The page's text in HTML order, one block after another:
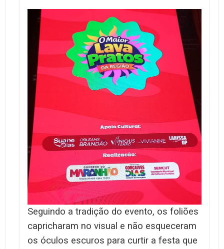
Seguindo a tradição do evento, os foliões
capricharam no visual e não esqueceram
os óculos escuros para curtir a festa que